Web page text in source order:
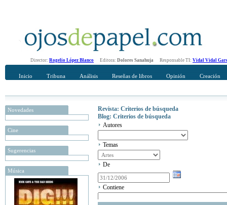
Director: Rogelio López Blanco Editora: Dolores Sanahuja Responsable TI: Vidal Vidal
Inicio Tribuna Análisis Reseñas de libros Opinión Creación
Novedades
Cine
Sugerencias
Música
Revista: Criterios de búsqueda
Blog: Criterios de búsqueda
Autores
Temas
De
Contiene